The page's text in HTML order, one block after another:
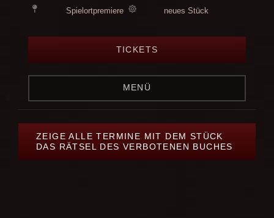
Spielortpremiere neues Stück
TICKETS
MENÜ
ZEIGE ALLE TERMINE MIT DEM STÜCK
DAS RÄTSEL DES VERBOTENEN BUCHES